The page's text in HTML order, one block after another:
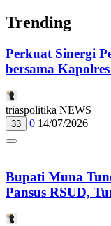
Trending
Perkuat Sinergi
bersama
triaspolitika NEWS
33 0 14/07/2026
Bupati Muna
Pansus RSUD,